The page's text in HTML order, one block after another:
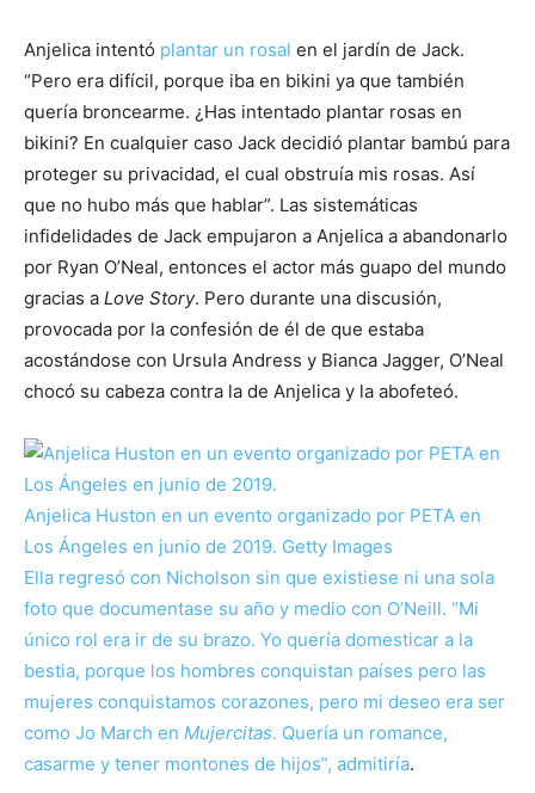
Anjelica intentó plantar un rosal en el jardín de Jack.
“Pero era difícil, porque iba en bikini ya que también
quería broncearme. ¿Has intentado plantar rosas en
bikini? En cualquier caso Jack decidió plantar bambú para
proteger su privacidad, el cual obstruía mis rosas. Así
que no hubo más que hablar”. Las sistemáticas
infidelidades de Jack empujaron a Anjelica a abandonarlo
por Ryan O’Neal, entonces el actor más guapo del mundo
gracias a Love Story. Pero durante una discusión,
provocada por la confesión de él de que estaba
acostándose con Ursula Andress y Bianca Jagger, O’Neal
chocó su cabeza contra la de Anjelica y la abofeteó.
Anjelica Huston en un evento organizado por PETA en
Los Ángeles en junio de 2019. Getty Images
Ella regresó con Nicholson sin que existiese ni una sola
foto que documentase su año y medio con O’Neill. “Mi
único rol era ir de su brazo. Yo quería domesticar a la
bestia, porque los hombres conquistan países pero las
mujeres conquistamos corazones, pero mi deseo era ser
como Jo March en Mujercitas. Quería un romance,
casarme y tener montones de hijos”, admitiría.